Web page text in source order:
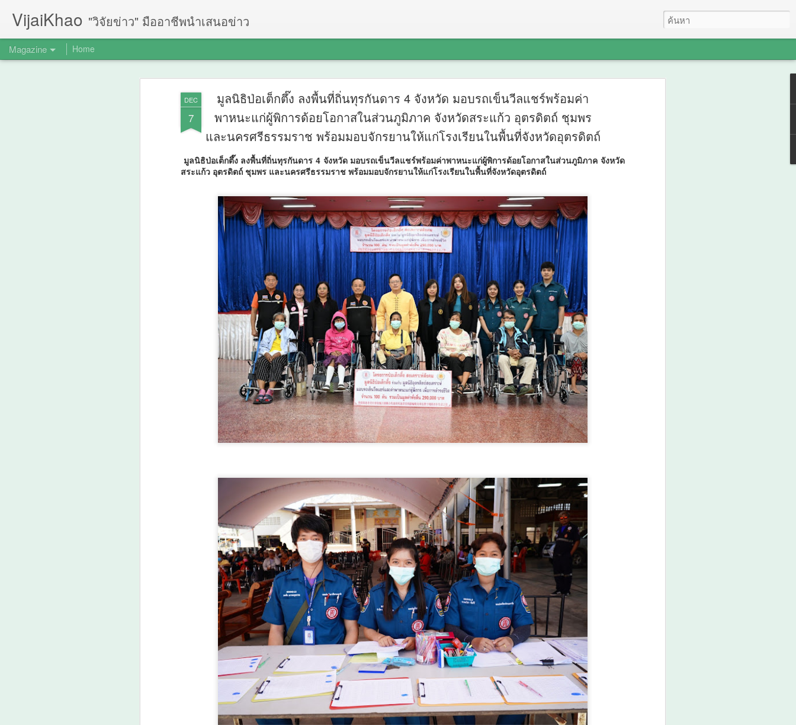
DEC
7
มูลนิธิป่อเต็กตึ๊ง ลงพื้นที่ถิ่นทุรกันดาร 4 จังหวัด มอบรถเข็นวีลแชร์พร้อมค่า
พาหนะแก่ผู้พิการด้อยโอกาสในส่วนภูมิภาค จังหวัดสระแก้ว อุตรดิตถ์ ชุมพร
และนครศรีธรรมราช พร้อมมอบจักรยานให้แก่โรงเรียนในพื้นที่จังหวัดอุตรดิตถ์
มูลนิธิป่อเต็กตึ๊ง ลงพื้นที่ถิ่นทุรกันดาร 4 จังหวัด มอบรถเข็นวีลแชร์พร้อมค่าพาหนะแก่ผู้พิการด้อยโอกาสในส่วนภูมิภาค จังหวัด
สระแก้ว อุตรดิตถ์ ชุมพร และนครศรีธรรมราช พร้อมมอบจักรยานให้แก่โรงเรียนในพื้นที่จังหวัดอุตรดิตถ์
VijaiKhao "วิจัยข่าว" มืออาชีพนำเสนอข่าว
Magazine Home
AUG
‘รองนายกฯ ยศชนัน’ เปิดตัว
‘THERA’ ยกระดับวิจัยการศึกษา
ไทยสู่มาตรฐานโลกในงาน
ThaiCER 2026
มาตรฐานโลกในงาน ThaiCER 2026
วันที่ 7 สิงหาคม 2569 ศ.ดร.ยศชนัน วงศ์สวัสดิ์ รองนายกรัฐมนตรี และ
รัฐมนตรีว่าการกระทรวงการอุดมศึกษา วิทยาศาสตร์ วิจัยและนวัตกรรม
เข้าร่วมการประชุมวิชาการระดับนานาชาติ Thailand International
Conference on Education Research (ThaiCER) 2026 จัดขึ้นโดย
สำนักงานเลขาธิการสภาการศึกษา (สกศ.) โดยมี รศ.ดร.ประวิต เอรา
วรรณ์ เลขาธิการสภาการศึกษา พร้อมด้วย ศ.โจ โอฮารา ประธาน
สมาคมวิจัยการศึกษาระดับโลก ศ.ดร. มุสตาฟา ยูนุส เอร์ยามัน อดีต
ประธานสมาคมวิจัยการศึกษาระดับโลก ดร.ไกรยส ภัทราวาท ผู้จัดการ
กสศ.
เคลื่อนการพัฒนา สร้าง
นวัตกรรม "ดอกไม้ 3 สี"
เชื่อมสถานีสุขภาพ
เครือข่าย Caregiver
และภูมิปัญญาพื้นบ้าน
พัฒนาระบบสุขภาพ
ชุมชน สู่ต้นแบบการ
จัดการสุขภาวะอย่าง
“เตาปูนโมเดล" เกมรุกสู้ NCDsใช้
นวัตกรรม "ดอกไม้ 3 สี" เชื่อมสถานี
สุขภาพ เครือข่าย Caregiver และ
ภูมิปัญญาพื้นบ้าน พัฒนาระบบ
สุขภาพชุมชน สู่ต้นแบบการจัดการ
AUG
วธ. เชิญชวนประชาชน
ร่วมกิจกรรมถวายพระ
ราชกุศลและน้อมสำนึก
ในพระมหากรุณาธิคุณ
สมเด็จพระนางเจ้าสิริกิติ์
พระบรมราชินีนาถ
พระบรมราชชนนีพันปี
หลวง พร้อมกันทั่ว
ประเทศ
วธ.
กรมวิทยาศาสตร์บริการ
ติดตามผลการพัฒนาผู้
ประกอบการ ยกระดับ
นวัตกรรมอาหาร สร้าง
มูลค่าเพิ่มผลิตภัณฑ์
ชุมชน
📌กรมวิทยาศาสตร์บริการ ติดตาม
ผลการพัฒนาผู้ประกอบการ ยก
ระดับนวัตกรรมอาหาร สร้างมูลค่า
เพิ่มผลิตภัณฑ์ชุมชน
กรมวิทยาศาสตร์บริการ (วศ.)
กระทรวงการอุดมศึกษา
วิทยาศาสตร์ วิจัยและนวัตกรรม
(อว.) นำโดย นายปรานต์ ปิ่นทอง
นักวิทยาศาสตร์ชำนาญการพิเศษ
ศูนย์ห้องปฏิบัติการอ้างอิงชีวภาพ
สถาบันห้องปฏิบัติการอ้างอิงแห่งชาติ
AUG
6
Thailand LAB
INTERNATIONAL
2026 ผนึก
Bio+HealthTech
INTERNATIONAL และ
FutureCHEM
INTERNATIONAL เปิด
เวที AI ขับเคลื่อน
นวัตกรรมวิทยาศาสตร์
และสุขภาพ ยกระดับ
ไทยสู่ศูนย์กลางอาเซียน
Thailand LAB INTERNATIONAL
2026 ผนึก Bio+HealthTech
INTERNATIONAL และ
FutureCHEM INTERNATIONAL
เปิดเวที AI ขับเคลื่อนนวัตกรรม
วิทยาศาสตร์และสุขภาพ ยกระดับ
ไทยสู่ศูนย์กลางอาเซียน
AUG
6
ศน. ร่วมกับสำนักงานวัฒนธรรมจังหวัด 14 จังหวัดภาค
ใต้ จัด “มหกรรมสีสันแห่งศรัทธา พัฒนาชุมชนคุณธรรม
พลังบวร” สืบสานคุณธรรม ต่อยอดทุนวัฒนธรรมสู่ชุมชน
ศน. ร่วมกับสำนักงานวัฒนธรรมจังหวัด 14 จังหวัดภาคใต้ จัด “มหกรรมสีสัน
แห่งศรัทธา พัฒนาชุมชนคุณธรรมพลังบวร” สืบสานคุณธรรม ต่อยอดทุน
วัฒนธรรมสู่ชุมชน
วันที่ 7 สิงหาคม 2569 เวลา 19.00 น. กรมการศาสนา กระทรวงวัฒนธรรม
ร่วมกับจังหวัดสตูล และสำนักงานวัฒนธรรมจังหวัด 14 จังหวัดภาคใต้ จัดพิธี
เปิดงาน “มหกรรมสีสันแห่งศรัทธา พัฒนาชุมชนคุณธรรมพลังบวร ภาคกใต้”
ภายใต้โครงการพลังบวรในมิติศาสนา ประจำปีงบประมาณ พ.ศ.